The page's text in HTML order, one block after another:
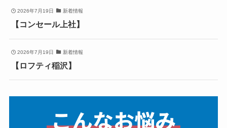
2026年7月19日 新着情報
【コンセール上社】
2026年7月19日 新着情報
【ロフティ稲沢】